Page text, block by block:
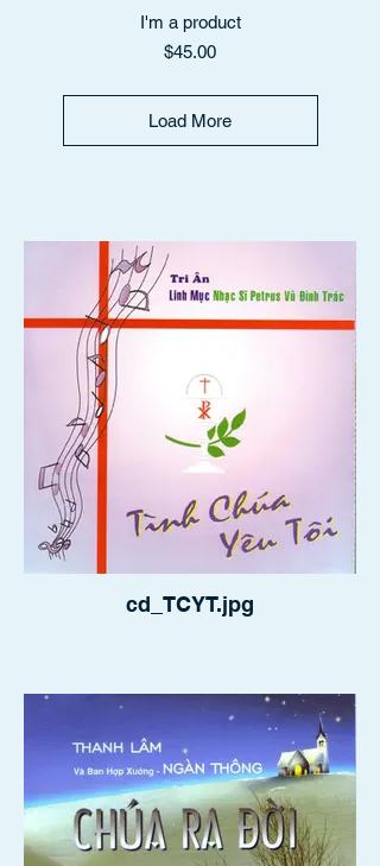
I'm a product
Price
$45.00
Load More
cd_TCYT.jpg